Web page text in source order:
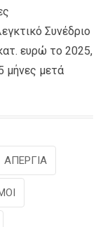
Συνέδριο
ευρώ το 2025,
μήνες μετά
ΑΠΕΡΓΙΑ